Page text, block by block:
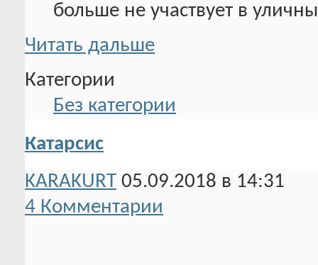
больше не участвует в
Читать дальше
Категории
Без категории
Катарсис
KARAKURT 05.09.2018 в 14:31
4 Комментарии